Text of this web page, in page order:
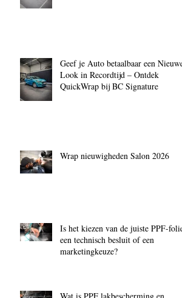
Geef je Auto betaalbaar een Nieuwe
Look in Recordtijd – Ontdek
QuickWrap bij BC Signature
Wrap nieuwigheden Salon 2026
Is het kiezen van de juiste PPF‑folie
een technisch besluit of een
marketingkeuze?
Wat is PPF lakbescherming en